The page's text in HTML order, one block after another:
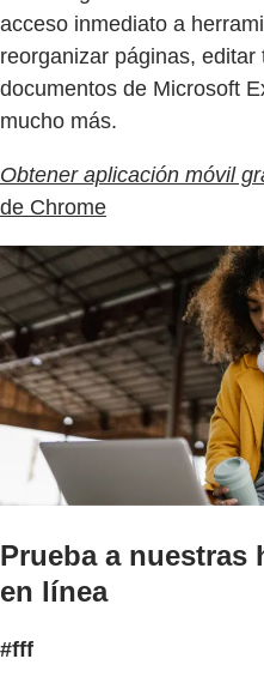
acceso inmediato a
reorganizar páginas,
documentos de Microsoft
mucho más.
Obtener aplicación móvil
de Chrome
Prueba a nuestras
en línea
#fff